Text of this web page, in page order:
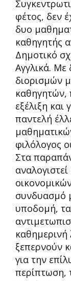
φέτος, δεν
δυο
καθηγητής
Δημοτικό
Αγγλικά. Με
διορισμών
καθηγητών,
εξέλιξη
παντελή
φιλόλογος
Στα
συνδυασμό
υποδομή,
καθημερινή
ξεπερνούν
για την
περίπτωση,